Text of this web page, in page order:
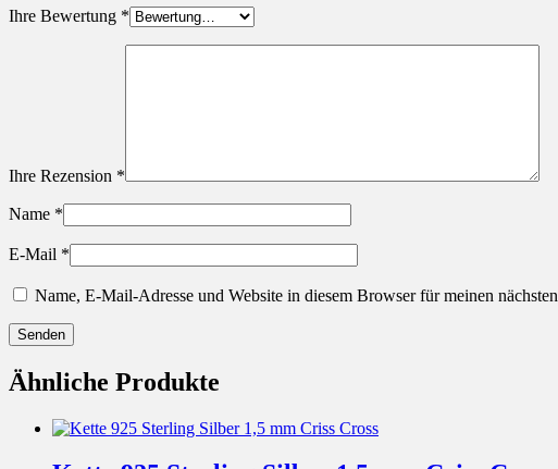
Ihre Bewertung *
Ihre Rezension *
Name *
E-Mail *
Name, E-Mail-Adresse und Website in diesem Browser für meinen
Ähnliche Produkte